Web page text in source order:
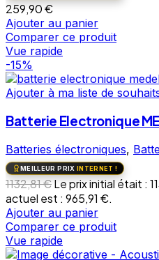
259,90€
Ajouter au panier
Comparer ce produit
Vue rapide
-15%
Ajouter à ma liste de
Batterie Electronique
Batteries électroniques,
MEILLEUR PRIX INTERNET !
1132,81€Le prix initial était :
actuel est : 965,91 €.
Ajouter au panier
Comparer ce produit
Vue rapide